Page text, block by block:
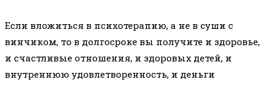
Если вложиться в психотерапию, а не в суши с
винчиком, то в долгосроке вы получите и здоровье,
и счастливые отношения, и здоровых детей, и
внутреннюю удовлетворенность, и деньги